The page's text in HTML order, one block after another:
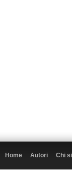
Home Autori Chi